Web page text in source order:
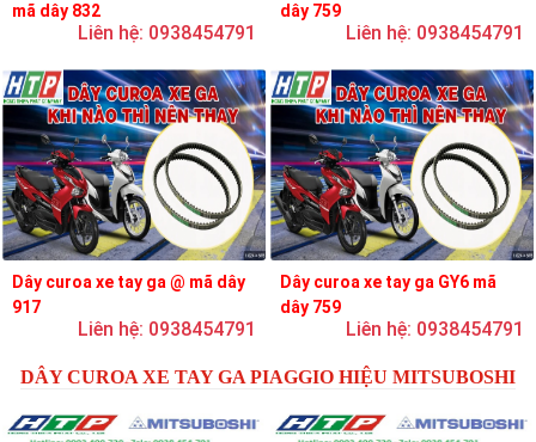
mã dây 832
Liên hệ: 0938454791
dây 759
Liên hệ: 0938454791
Dây curoa xe tay ga @ mã dây
917
Liên hệ: 0938454791
Dây curoa xe tay ga GY6 mã
dây 759
Liên hệ: 0938454791
DÂY CUROA XE TAY GA PIAGGIO HIỆU MITSUBOSHI